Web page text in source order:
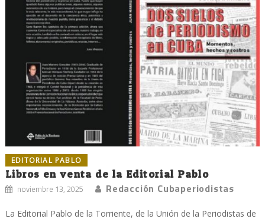
EDITORIAL PABLO
Libros en venta de la Editorial Pablo
noviembre 13, 2025 Redacción Cubaperiodistas
La Editorial Pablo de la Torriente, de la Unión de la Periodistas de